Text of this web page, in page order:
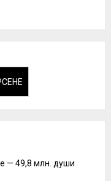
— 49,8 млн. души